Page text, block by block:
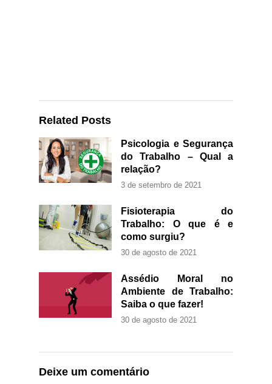
Related Posts
Psicologia e Segurança
do Trabalho – Qual a
relação?
3 de setembro de 2021
Fisioterapia do
Trabalho: O que é e
como surgiu?
30 de agosto de 2021
Assédio Moral no
Ambiente de Trabalho:
Saiba o que fazer!
30 de agosto de 2021
Deixe um comentário